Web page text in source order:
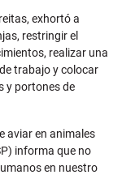
exhortó a
restringir el
realizar una
trabajo y colocar
y portones de
aviar en animales
informa que no
en nuestro